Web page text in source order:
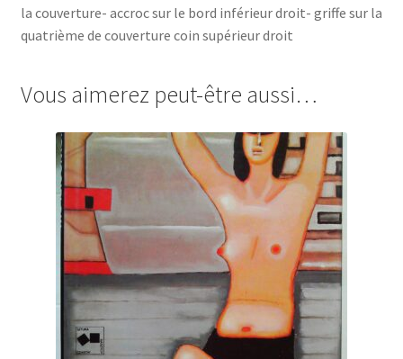
la couverture- accroc sur le bord inférieur droit- griffe sur la
quatrième de couverture coin supérieur droit
Vous aimerez peut-être aussi…